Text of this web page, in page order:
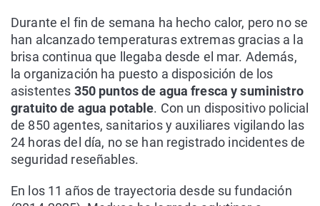
Durante el fin de semana ha hecho calor, pero no se
han alcanzado temperaturas extremas gracias a la
brisa continua que llegaba desde el mar. Además,
la organización ha puesto a disposición de los
asistentes 350 puntos de agua fresca y suministro
gratuito de agua potable. Con un dispositivo policial
de 850 agentes, sanitarios y auxiliares vigilando las
24 horas del día, no se han registrado incidentes de
seguridad reseñables.
En los 11 años de trayectoria desde su fundación